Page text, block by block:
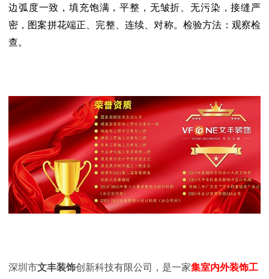
边弧度一致，填充饱满，平整，无皱折、无污染，接缝严
密，图案拼花端正、完整、连续、对称。 检验方法：观察检
查。
深圳市文丰装饰创新科技有限公司，是一家集室内外装饰工